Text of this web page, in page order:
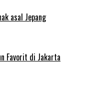
asal Jepang
Favorit di Jakarta